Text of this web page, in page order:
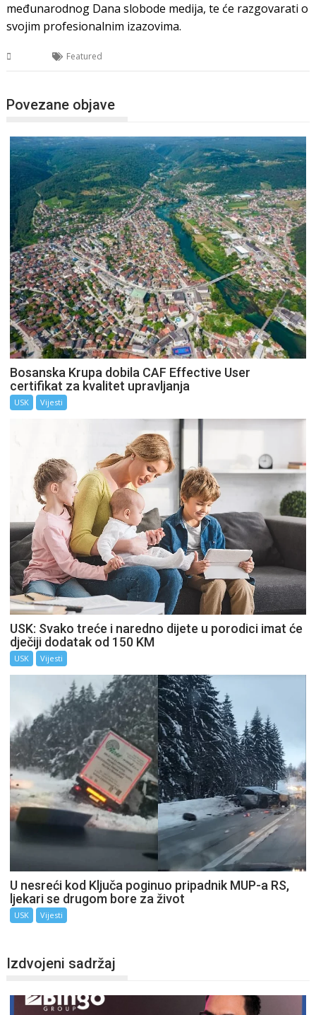
međunarodnog Dana slobode medija, te će razgovarati o
svojim profesionalnim izazovima.
Featured
Povezane objave
Bosanska Krupa dobila CAF Effective User
certifikat za kvalitet upravljanja
USK Vijesti
USK: Svako treće i naredno dijete u porodici imat će
dječiji dodatak od 150 KM
USK Vijesti
U nesreći kod Ključa poginuo pripadnik MUP-a RS,
ljekari se drugom bore za život
USK Vijesti
Izdvojeni sadržaj